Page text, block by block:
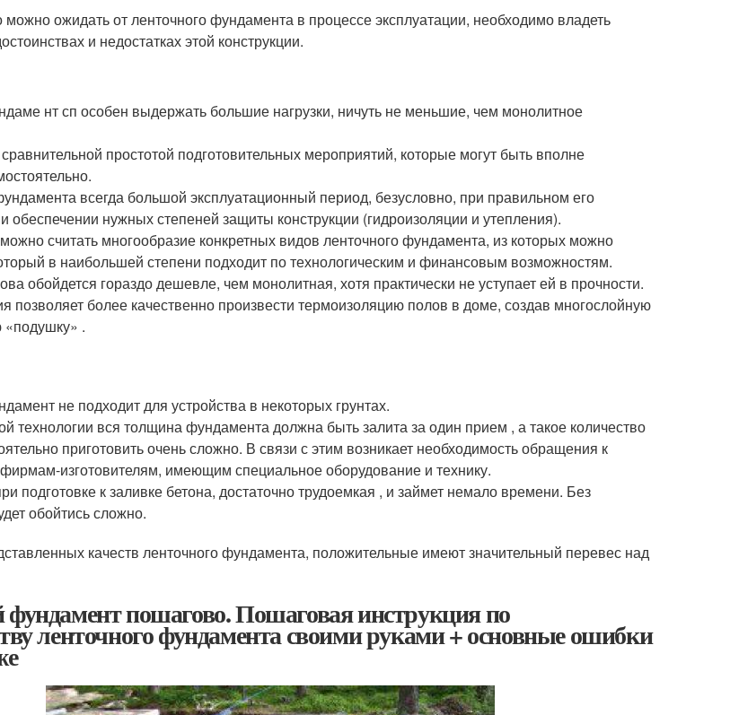
можно ожидать от ленточного фундамента в процессе эксплуатации, необходимо владеть
и недостатках этой конструкции.
нт сп особен выдержать большие нагрузки, ничуть не меньшие, чем монолитное
простотой подготовительных мероприятий, которые могут быть вполне
всегда большой эксплуатационный период, безусловно, при правильном его
обеспечении нужных степеней защиты конструкции (гидроизоляции и утепления).
считать многообразие конкретных видов ленточного фундамента, из которых можно
в наибольшей степени подходит по технологическим и финансовым возможностям.
обойдется гораздо дешевле, чем монолитная, хотя практически не уступает ей в прочности.
позволяет более качественно произвести термоизоляцию полов в доме, создав многослойную
«подушку» .
не подходит для устройства в некоторых грунтах.
технологии вся толщина фундамента должна быть залита за один прием , а такое количество
приготовить очень сложно. В связи с этим возникает необходимость обращения к
изготовителям, имеющим специальное оборудование и технику.
подготовке к заливке бетона, достаточно трудоемкая , и займет немало времени. Без
обойтись сложно.
качеств ленточного фундамента, положительные имеют значительный перевес над
пошагово. Пошаговая инструкция по
ленточного фундамента своими руками + основные ошибки